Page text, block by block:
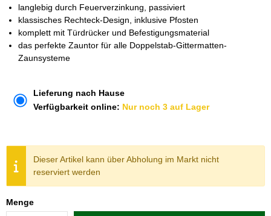
langlebig durch Feuerverzinkung, passiviert
klassisches Rechteck-Design, inklusive Pfosten
komplett mit Türdrücker und Befestigungsmaterial
das perfekte Zauntor für alle Doppelstab-Gittermatten-
Zaunsysteme
Lieferung nach Hause
Verfügbarkeit online: Nur noch 3 auf Lager
Dieser Artikel kann über Abholung im Markt nicht
reserviert werden
Menge